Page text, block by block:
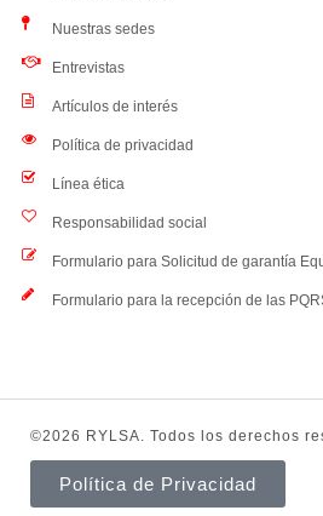
Nuestras sedes
Entrevistas
Artículos de interés
Política de privacidad
Línea ética
Responsabilidad social
Formulario para Solicitud de garantía
Formulario para la recepción de las
©2026 RYLSA. Todos los derechos
Política de Privacidad